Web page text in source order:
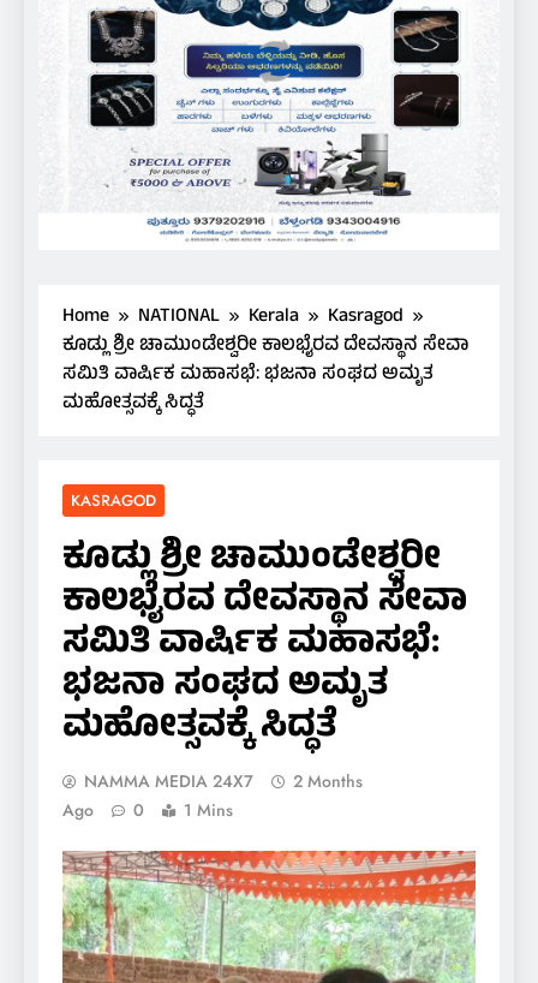
Home NATIONAL Kerala
Kasragod
ಕೂಡ್ಲು ಶ್ರೀ ಚಾಮುಂಡೇಶ್ವರೀ ಕಾಲಭೈರವ ದೇವಸ್ಥಾನ ಸೇವಾ
ಸಮಿತಿ ವಾರ್ಷಿಕ ಮಹಾಸಭೆ: ಭಜನಾ ಸಂಘದ ಅಮೃತ
ಮಹೋತ್ಸವಕ್ಕೆ ಸಿದ್ಧತೆ
KASRAGOD
ಕೂಡ್ಲು ಶ್ರೀ ಚಾಮುಂಡೇಶ್ವರೀ
ಕಾಲಭೈರವ ದೇವಸ್ಥಾನ ಸೇವಾ
ಸಮಿತಿ ವಾರ್ಷಿಕ ಮಹಾಸಭೆ:
ಭಜನಾ ಸಂಘದ ಅಮೃತ
ಮಹೋತ್ಸವಕ್ಕೆ ಸಿದ್ಧತೆ
NAMMA MEDIA 24X7
2 Months
Ago
0 1 Mins